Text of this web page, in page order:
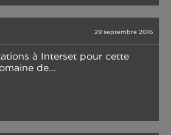
29 septembre 2016
à Interset pour cette
de...